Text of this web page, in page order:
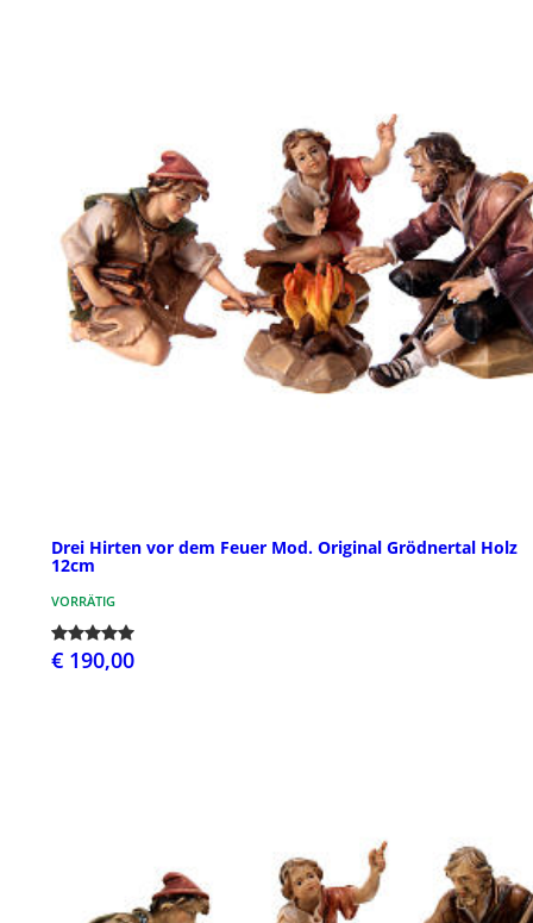
Drei Hirten vor dem Feuer Mod. Original Grödnertal Holz
12cm
VORRÄTIG
€ 190,00